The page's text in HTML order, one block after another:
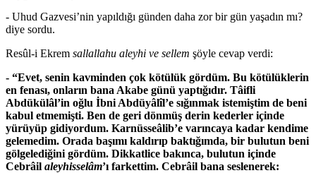
- Uhud Gazvesi’nin yapıldığı günden daha zor bir gün yaşadın mı?
diye sordu.
Resûl-i Ekrem sallallahu aleyhi ve sellem şöyle cevap verdi:
- “Evet, senin kavminden çok kötülük gördüm. Bu kötülüklerin
en fenası, onların bana Akabe günü yaptığıdır. Tâifli
Abdükülâl’in oğlu İbni Abdüyâlîl’e sığınmak istemiştim de beni
kabul etmemişti. Ben de geri dönmüş derin kederler içinde
yürüyüp gidiyordum. Karnüsseâlib’e varıncaya kadar kendime
gelemedim. Orada başımı kaldırıp baktığımda, bir bulutun beni
gölgelediğini gördüm. Dikkatlice bakınca, bulutun içinde
Cebrâil aleyhisselâm’ı farkettim. Cebrâil bana seslenerek: